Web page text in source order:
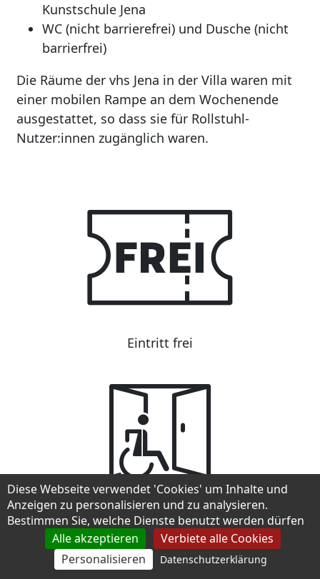
Kunstschule Jena
WC (nicht barrierefrei) und Dusche (nicht
barrierfrei)
Die Räume der vhs Jena in der Villa waren mit
einer mobilen Rampe an dem Wochenende
ausgestattet, so dass sie für Rollstuhl-
Nutzer:innen zugänglich waren.
Eintritt frei
Zugänglich für Rollstuhl-Nutzer
Diese Webseite verwendet 'Cookies' um Inhalte und
Anzeigen zu personalisieren und zu analysieren.
Bestimmen Sie, welche Dienste benutzt werden dürfen
Alle akzeptieren
Verbiete alle Cookies
Personalisieren
Datenschutzerklärung